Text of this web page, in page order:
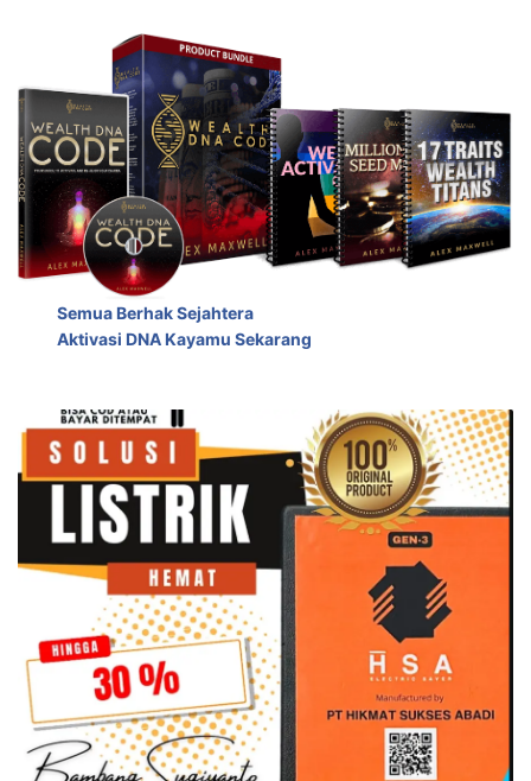
Semua Berhak Sejahtera
Aktivasi DNA Kayamu Sekarang